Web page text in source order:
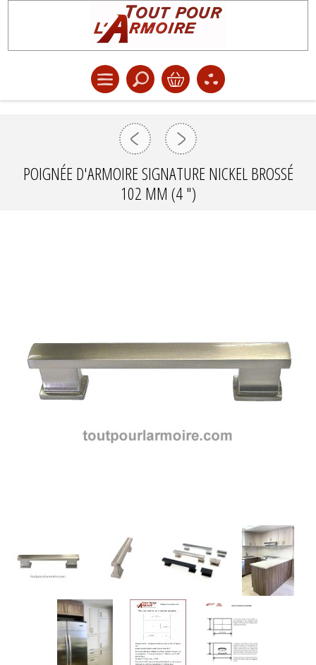
POIGNÉE D'ARMOIRE SIGNATURE NICKEL BROSSÉ
102 MM (4 ")